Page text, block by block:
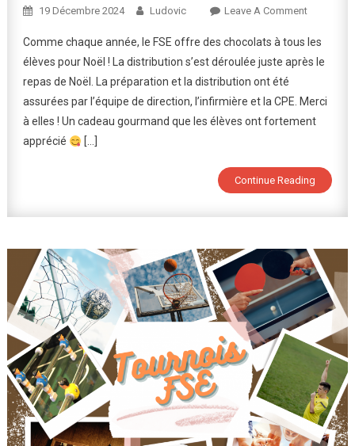
19 Décembre 2024 Ludovic Leave A CommentOn
FSE
Offre
Chocolats
De
Tous
Les
Comme chaque année, le FSE offre des chocolats à tous les
élèves pour Noël ! La distribution s’est déroulée juste après le
repas de Noël. La préparation et la distribution ont été
assurées par l’équipe de direction, l’infirmière et la CPE. Merci
à elles ! Un cadeau gourmand que les élèves ont fortement
apprécié
[…]
Continue Reading